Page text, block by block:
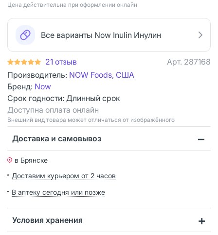
Цена действительна при оформлении онлайн
Все варианты Now Inulin Инулин
21 отзыв Арт. 287168
Производитель: NOW Foods, США
Бренд: Now
Срок годности: Длинный срок
Доступна оплата онлайн
Bнешний вид товара может отличаться от изображённого
Доставка и самовывоз
в Брянске
Доставим курьером от 2 часов
В аптеку сегодня или позже
Условия хранения